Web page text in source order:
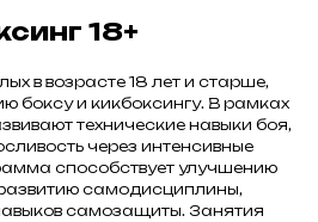
18+
в возрасте 18 лет и старше,
боксу и кикбоксингу. В рамках
технические навыки боя,
через интенсивные
способствует улучшению
самодисциплины,
самозащиты. Занятия